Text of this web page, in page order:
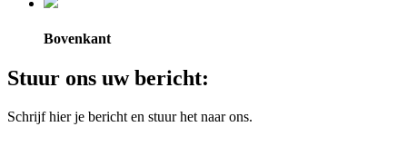
Bovenkant
Stuur ons uw bericht:
Schrijf hier je bericht en stuur het naar ons.